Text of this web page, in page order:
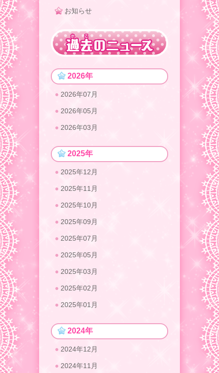
お知らせ
2026年
2026年07月
2026年05月
2026年03月
2025年
2025年12月
2025年11月
2025年10月
2025年09月
2025年07月
2025年05月
2025年03月
2025年02月
2025年01月
2024年
2024年12月
2024年11月